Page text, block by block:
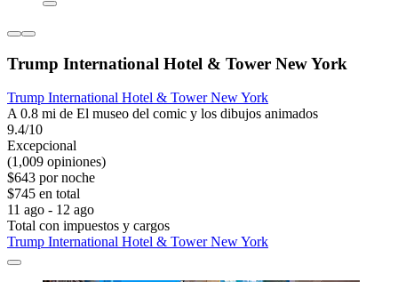
Trump International Hotel & Tower New York
Trump International Hotel & Tower New York
A 0.8 mi de El museo del comic y los dibujos animados
9.4/10
Excepcional
(1,009 opiniones)
$643 por noche
$745 en total
11 ago - 12 ago
Total con impuestos y cargos
Trump International Hotel & Tower New York